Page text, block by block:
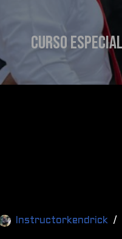
Curso
Instructorkendrick